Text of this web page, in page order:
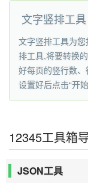
文字竖排工具
文字竖排工具为
排工具,将要转换
好每页的竖行数
设置好后点击“开
12345工具箱
JSON工具